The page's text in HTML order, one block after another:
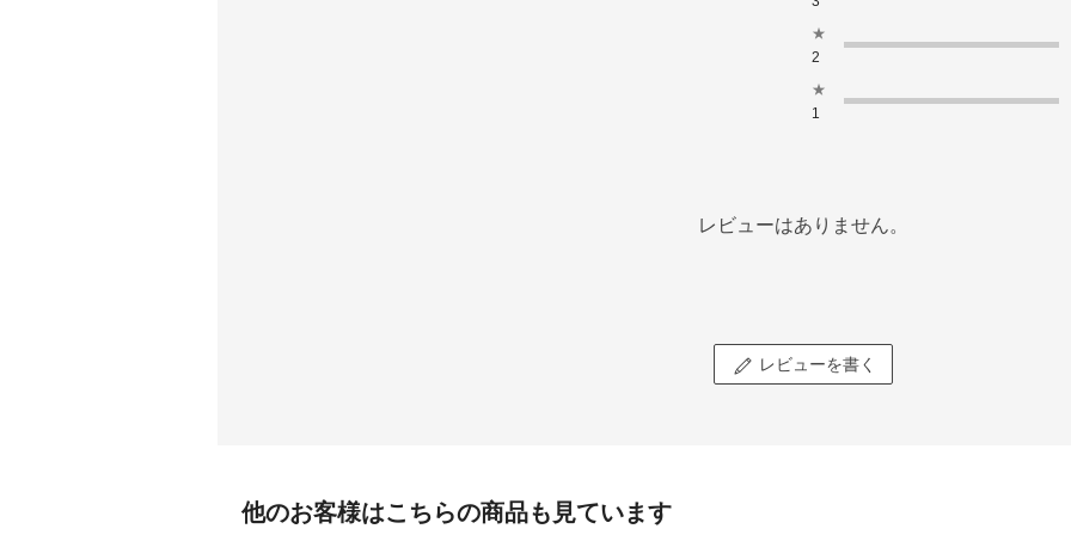
★
2
★
1
レビューはありません。
レビューを書く
他のお客様はこちらの商品も見ています